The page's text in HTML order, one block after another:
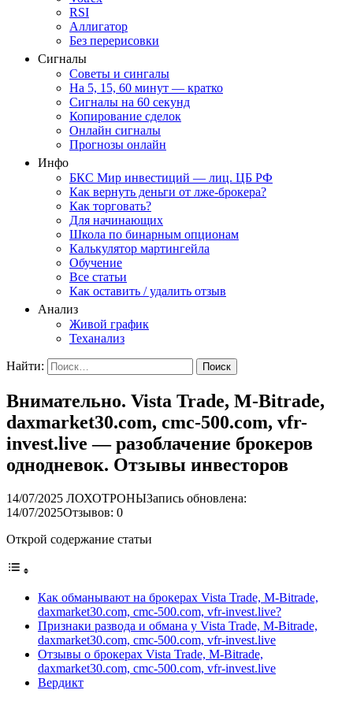
RSI
Аллигатор
Без перерисовки
Сигналы
Советы и сингалы
На 5, 15, 60 минут — кратко
Сигналы на 60 секунд
Копирование сделок
Онлайн сигналы
Прогнозы онлайн
Инфо
БКС Мир инвестиций — лиц. ЦБ РФ
Как вернуть деньги от лже-брокера?
Как торговать?
Для начинающих
Школа по бинарным опционам
Калькулятор мартингейла
Обучение
Все статьи
Как оставить / удалить отзыв
Анализ
Живой график
Теханализ
Найти:
Внимательно. Vista Trade, M-Bitrade,
daxmarket30.com, cmc-500.com, vfr-
invest.live — разоблачение брокеров
однодневок. Отзывы инвесторов
14/07/2025 ЛОХОТРОНЫЗапись обновлена:
14/07/2025Отзывов: 0
Открой содержание статьи
Как обманывают на брокерах Vista Trade, M-Bitrade,
daxmarket30.com, cmc-500.com, vfr-invest.live?
Признаки развода и обмана у Vista Trade, M-Bitrade,
daxmarket30.com, cmc-500.com, vfr-invest.live
Отзывы о брокерах Vista Trade, M-Bitrade,
daxmarket30.com, cmc-500.com, vfr-invest.live
Вердикт